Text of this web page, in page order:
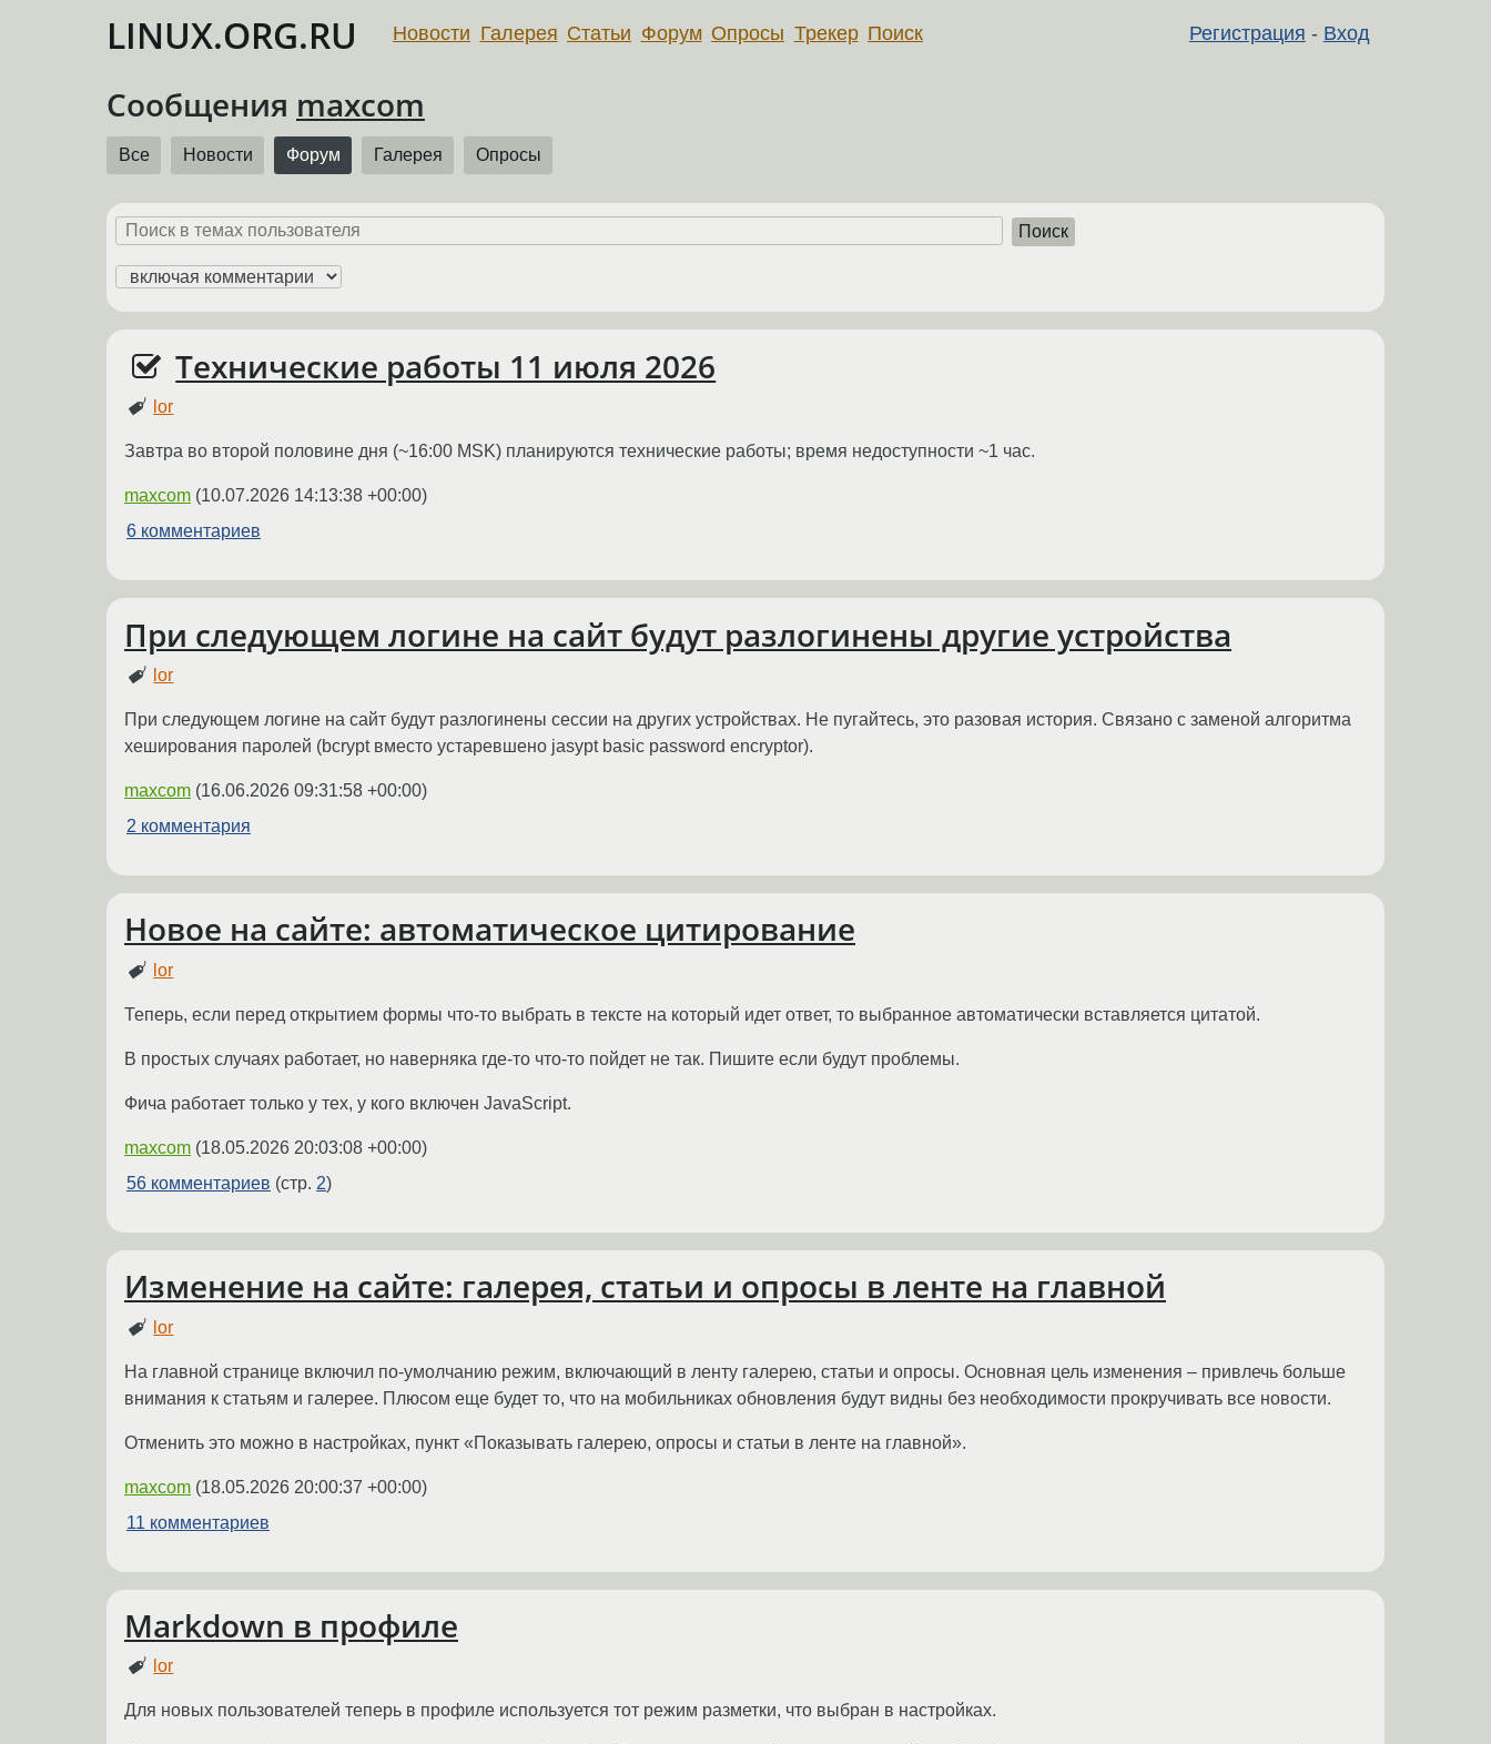
LINUX.ORG.RU Регистрация - Вход
Новости Галерея Статьи Форум Опросы Трекер Поиск
Сообщения maxcom
Все Новости Форум Галерея Опросы
Поиск
Технические работы 11 июля 2026
lor
Завтра во второй половине дня (~16:00 MSK) планируются технические работы; время недоступности ~1 час.
maxcom (10.07.2026 14:13:38 +00:00)
6 комментариев
При следующем логине на сайт будут разлогинены другие устройства
lor
При следующем логине на сайт будут разлогинены сессии на других устройствах. Не пугайтесь, это разовая история. Связано с заменой алгоритма
хеширования паролей (bcrypt вместо устаревшено jasypt basic password encryptor).
maxcom (16.06.2026 09:31:58 +00:00)
2 комментария
Новое на сайте: автоматическое цитирование
lor
Теперь, если перед открытием формы что-то выбрать в тексте на который идет ответ, то выбранное автоматически вставляется цитатой.
В простых случаях работает, но наверняка где-то что-то пойдет не так. Пишите если будут проблемы.
Фича работает только у тех, у кого включен JavaScript.
maxcom (18.05.2026 20:03:08 +00:00)
56 комментариев (стр. 2)
Изменение на сайте: галерея, статьи и опросы в ленте на главной
lor
На главной странице включил по-умолчанию режим, включающий в ленту галерею, статьи и опросы. Основная цель изменения – привлечь больше
внимания к статьям и галерее. Плюсом еще будет то, что на мобильниках обновления будут видны без необходимости прокручивать все новости.
Отменить это можно в настройках, пункт «Показывать галерею, опросы и статьи в ленте на главной».
maxcom (18.05.2026 20:00:37 +00:00)
11 комментариев
Markdown в профиле
lor
Для новых пользователей теперь в профиле используется тот режим разметки, что выбран в настройках.